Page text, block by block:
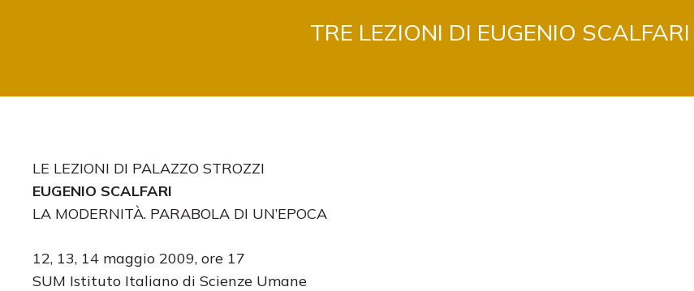
TRE LEZIONI DI EUGENIO
LE LEZIONI DI PALAZZO STROZZI
EUGENIO SCALFARI
LA MODERNITÀ. PARABOLA DI UN’EPOCA
12, 13, 14 maggio 2009, ore 17
SUM Istituto Italiano di Scienze Umane